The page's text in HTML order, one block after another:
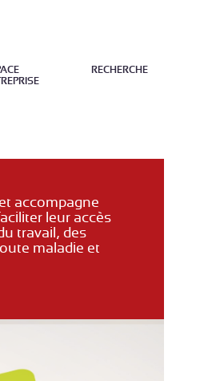
RECHERCHE
accompagne
leur accès
travail, des
maladie et